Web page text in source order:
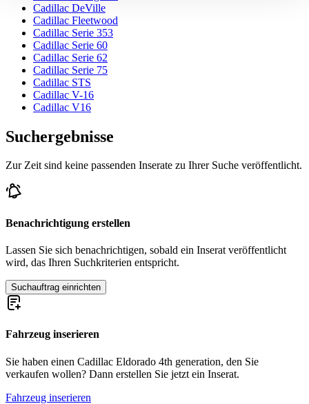
gesammelt haben.
Cadillac DeVille
Cadillac Fleetwood
Cadillac Serie 353
Cadillac Serie 60
Cadillac Serie 62
Cadillac Serie 75
Cadillac STS
Cadillac V-16
Cadillac V16
Suchergebnisse
Zur Zeit sind keine passenden Inserate zu Ihrer Suche veröffentlicht.
Benachrichtigung erstellen
Lassen Sie sich benachrichtigen, sobald ein Inserat veröffentlicht
wird, das Ihren Suchkriterien entspricht.
Suchauftrag einrichten
Fahrzeug inserieren
Sie haben einen Cadillac Eldorado 4th generation, den Sie
verkaufen wollen? Dann erstellen Sie jetzt ein Inserat.
Fahrzeug inserieren